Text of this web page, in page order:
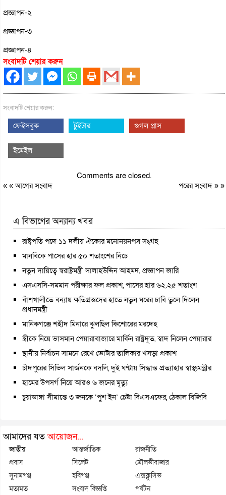
প্রজ্ঞাপন-২
প্রজ্ঞাপন-৩
প্রজ্ঞাপন-৪
সংবাদটি শেয়ার করুন
সংবাদটি শেয়ার করুন:
ফেইসবুক টুইটার গুগল প্লাস
ইমেইল
Comments are closed.
« «আগের সংবাদ পরের সংবাদ» »
এ বিভাগের অন্যান্য খবর
রাষ্ট্রপতি পদে ১১ দলীয় ঐক্যের মনোনয়নপত্র সংগ্রহ
মানবিকে পাসের হার ৫০ শতাংশের নিচে
নতুন দায়িত্বে স্বরাষ্ট্রমন্ত্রী সালাহউদ্দিন আহমদ, প্রজ্ঞাপন জারি
এসএসসি-সমমান পরীক্ষার ফল প্রকাশ, পাসের হার ৬২.২৫ শতাংশ
বাঁশখালীতে বন্যায় ক্ষতিগ্রস্তদের হাতে নতুন ঘরের চাবি তুলে দিলেন
প্রধানমন্ত্রী
মানিকগঞ্জে শহীদ মিনারে ঝুলছিল কিশোরের মরদেহ
স্ত্রীকে নিয়ে ভাসমান পেয়ারাবাজারে মার্কিন রাষ্ট্রদূত, স্বাদ নিলেন পেয়ারার
স্থানীয় নির্বাচন সামনে রেখে ভোটার তালিকার খসড়া প্রকাশ
চাঁদপুরের সিভিল সার্জনকে বদলি, দুই ঘণ্টায় সিদ্ধান্ত প্রত্যাহার স্বাস্থ্যমন্ত্রীর
হামের উপসর্গ নিয়ে আরও ৬ জনের মৃত্যু
চুয়াডাঙ্গা সীমান্তে ৩ জনকে ‘পুশ ইন’ চেষ্টা বিএসএফের, ঠেকাল বিজিবি
আমাদের যতআয়োজন...
জাতীয় আন্তর্জাতিক
রাজনীতি
প্রবাস
সিলেট
মৌলভীবাজার
সুনামগঞ্জ
হবিগঞ্জ
এক্সক্লুসিভ
মতামত
সংবাদ বিজ্ঞপ্তি পর্যটন